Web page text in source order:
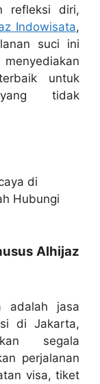
refleksi diri,
Indowisata,
suci ini
untuk
yang tidak
Alhijaz
adalah jasa
di Jakarta,
segala
perjalanan
visa, tiket